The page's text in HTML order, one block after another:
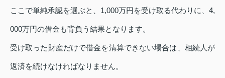
ここで単純承認を選ぶと、1,000万円を受け取る代わりに、4,
000万円の借金も背負う結果となります。
受け取った財産だけで借金を清算できない場合は、相続人が
返済を続けなければなりません。